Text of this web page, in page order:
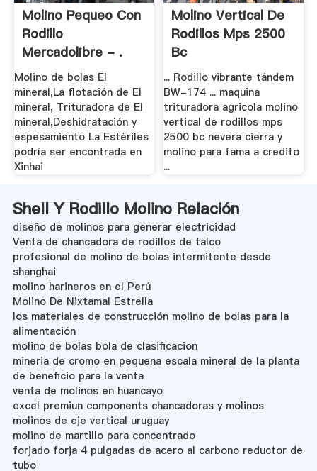
Molino Pequeo Con
Rodillo
Mercadolibre - .
Molino de bolas El
mineral,La flotación de El
mineral, Trituradora de El
mineral,Deshidratación y
espesamiento La Estériles
podría ser encontrada en
Xinhai
Molino Vertical De
Rodillos Mps 2500
Bc
... Rodillo vibrante tándem
BW-174 ... maquina
trituradora agricola molino
vertical de rodillos mps
2500 bc nevera cierra y
molino para fama a credito
...
Shell Y Rodillo Molino Relación
diseño de molinos para generar electricidad
Venta de chancadora de rodillos de talco
profesional de molino de bolas intermitente desde
shanghai
molino harineros en el Perú
Molino De Nixtamal Estrella
los materiales de construcción molino de bolas para la
alimentación
molino de bolas bola de clasificacion
mineria de cromo en pequena escala mineral de la planta
de beneficio para la venta
venta de molinos en huancayo
excel premiun components chancadoras y molinos
molinos de eje vertical uruguay
molino de martillo para concentrado
forjado forja 4 pulgadas de acero al carbono reductor de
tubo